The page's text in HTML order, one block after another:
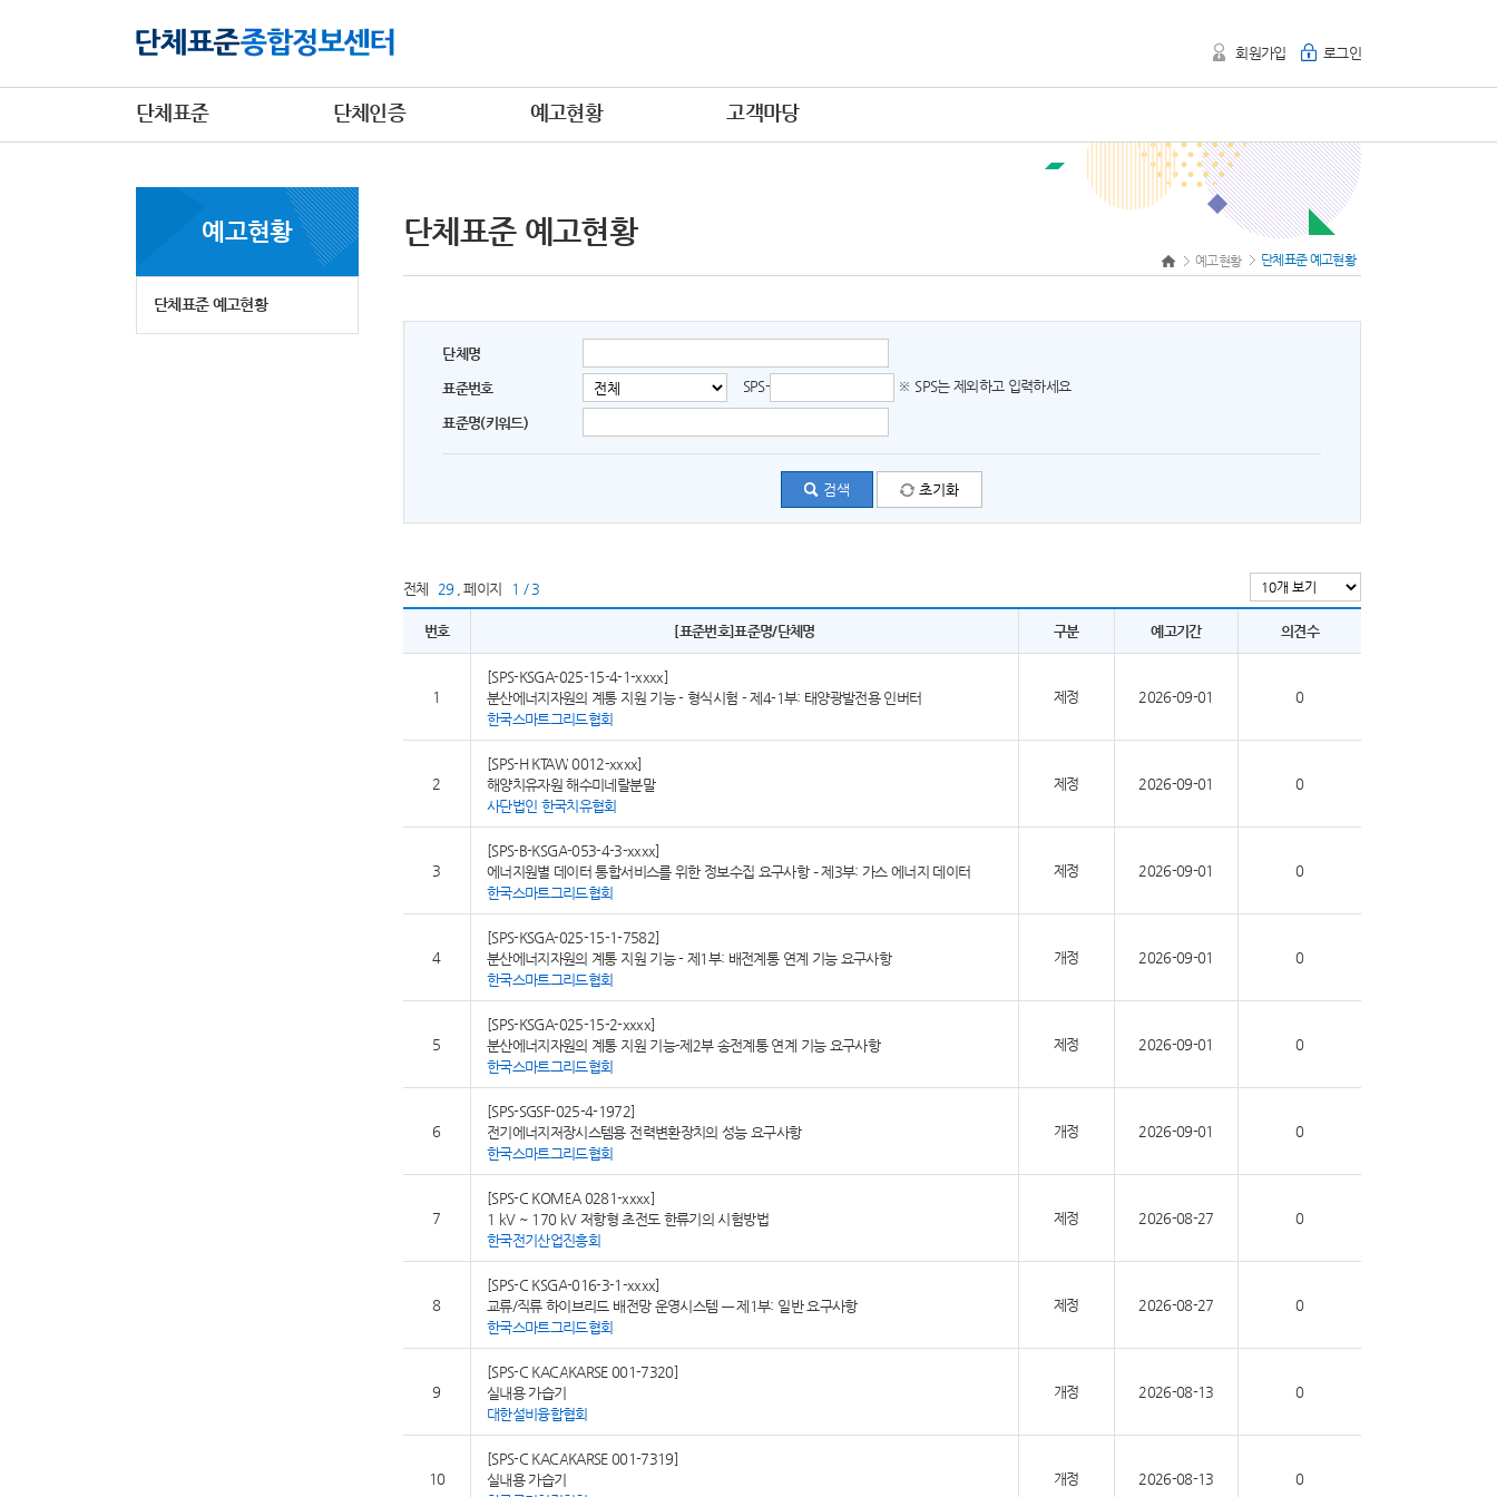
회원가입 로그인
단체표준 단체인증 예고현황 고객마당
예고현황
단체표준 예고현황
단체표준 예고현황
예고현황 단체표준 예고현황
단체명
표준번호 SPS- ※ SPS는 제외하고 입력하세요
표준명(키워드)
전체 29 페이지 1 / 3
번호 [표준번호]표준명/단체명 구분 예고기간 의견수
1
[SPS-KSGA-025-15-4-1-xxxx]
분산에너지자원의 계통 지원 기능 - 형식시험 - 제4-1부: 태양광발전용 인버터
한국스마트그리드협회
제정 2026-09-01 0
2
[SPS-H KTAW 0012-xxxx]
해양치유자원 해수미네랄분말
사단법인 한국치유협회
제정 2026-09-01 0
3
[SPS-B-KSGA-053-4-3-xxxx]
에너지원별 데이터 통합서비스를 위한 정보수집 요구사항 – 제3부: 가스 에너지 데이터
한국스마트그리드협회
제정 2026-09-01 0
4
[SPS-KSGA-025-15-1-7582]
분산에너지자원의 계통 지원 기능 - 제1부: 배전계통 연계 기능 요구사항
한국스마트그리드협회
개정 2026-09-01 0
5
[SPS-KSGA-025-15-2-xxxx]
분산에너지자원의 계통 지원 기능-제2부 송전계통 연계 기능 요구사항
한국스마트그리드협회
제정 2026-09-01 0
6
[SPS-SGSF-025-4-1972]
전기에너지저장시스템용 전력변환장치의 성능 요구사항
한국스마트그리드협회
개정 2026-09-01 0
7
[SPS-C KOMEA 0281-xxxx]
1 kV ~ 170 kV 저항형 초전도 한류기의 시험방법
한국전기산업진흥회
제정 2026-08-27 0
8
[SPS-C KSGA-016-3-1-xxxx]
교류/직류 하이브리드 배전망 운영시스템 — 제1부: 일반 요구사항
한국스마트그리드협회
제정 2026-08-27 0
9
[SPS-C KACAKARSE 001-7320]
실내용 가습기
대한설비융합협회
개정 2026-08-13 0
10
[SPS-C KACAKARSE 001-7319]
실내용 가습기
개정 2026-08-13 0